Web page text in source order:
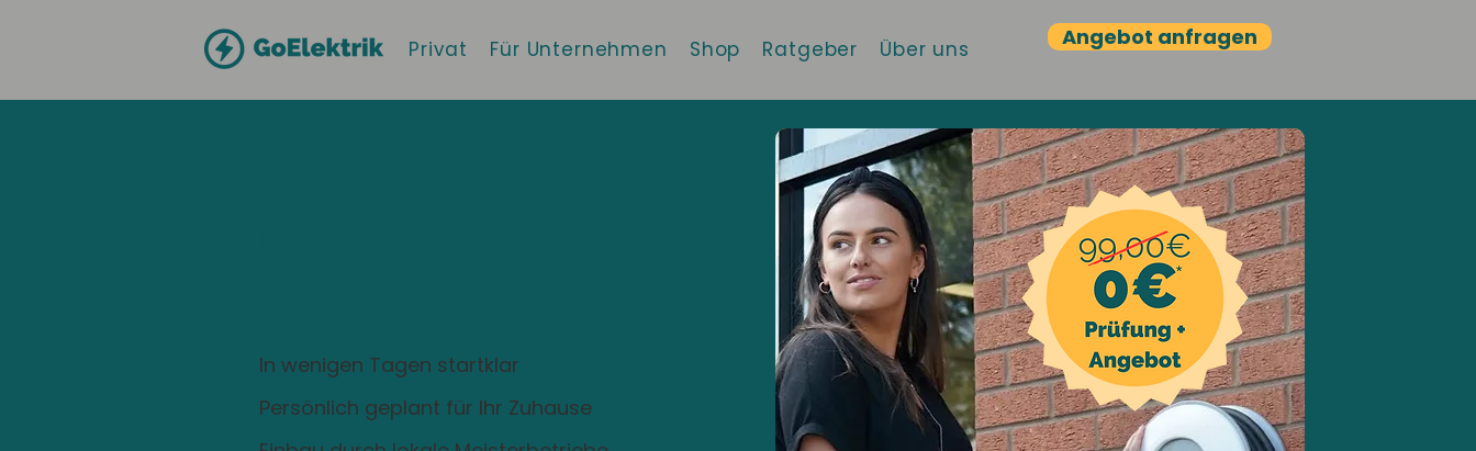
Privat Für Unternehmen Shop Ratgeber Über uns Angebot anfragen
In wenigen Tagen startklar
Persönlich geplant für Ihr Zuhause